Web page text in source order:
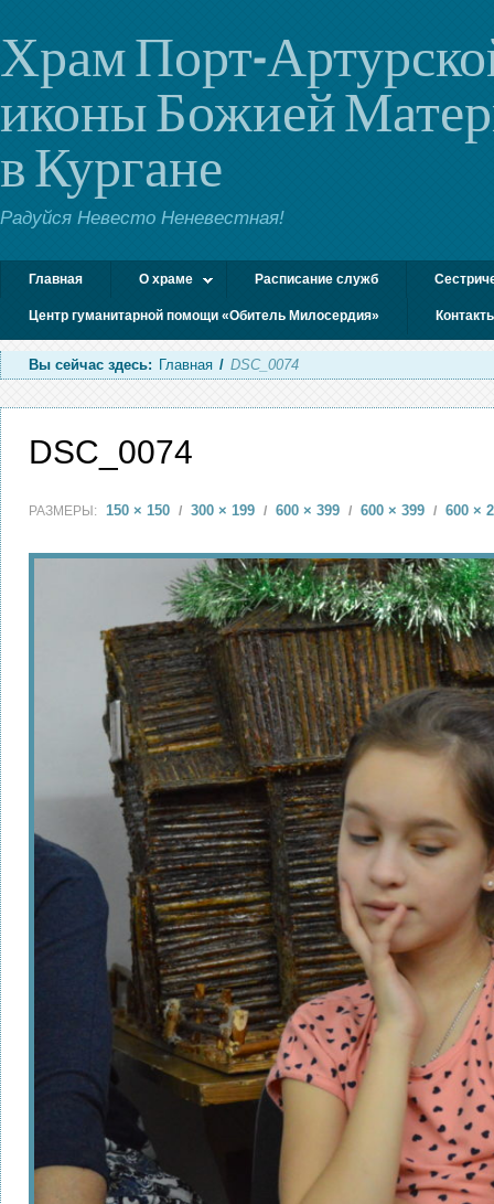
Храм Порт-
иконы Божией
в Кургане
Радуйся Невесто Неневестная!
Главная О храме Расписание служб
Центр гуманитарной помощи «Обитель Милосердия»
Вы сейчас здесь: Главная / DSC_0074
DSC_0074
РАЗМЕРЫ: 150 × 150 / 300 × 199 / 600 × 399 / 600 × 399 / 600 ×